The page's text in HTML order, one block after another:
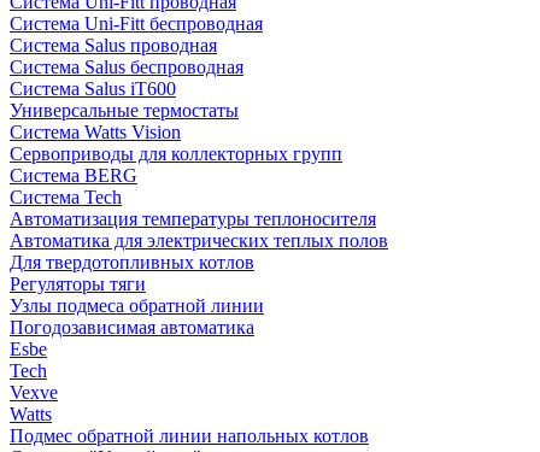
Система Uni-Fitt беспроводная
Система Salus проводная
Система Salus беспроводная
Система Salus iT600
Универсальные термостаты
Система Watts Vision
Сервоприводы для коллекторных групп
Система BERG
Система Tech
Автоматизация температуры теплоносителя
Автоматика для электрических теплых полов
Для твердотопливных котлов
Регуляторы тяги
Узлы подмеса обратной линии
Погодозависимая автоматика
Esbe
Tech
Vexve
Watts
Подмес обратной линии напольных котлов